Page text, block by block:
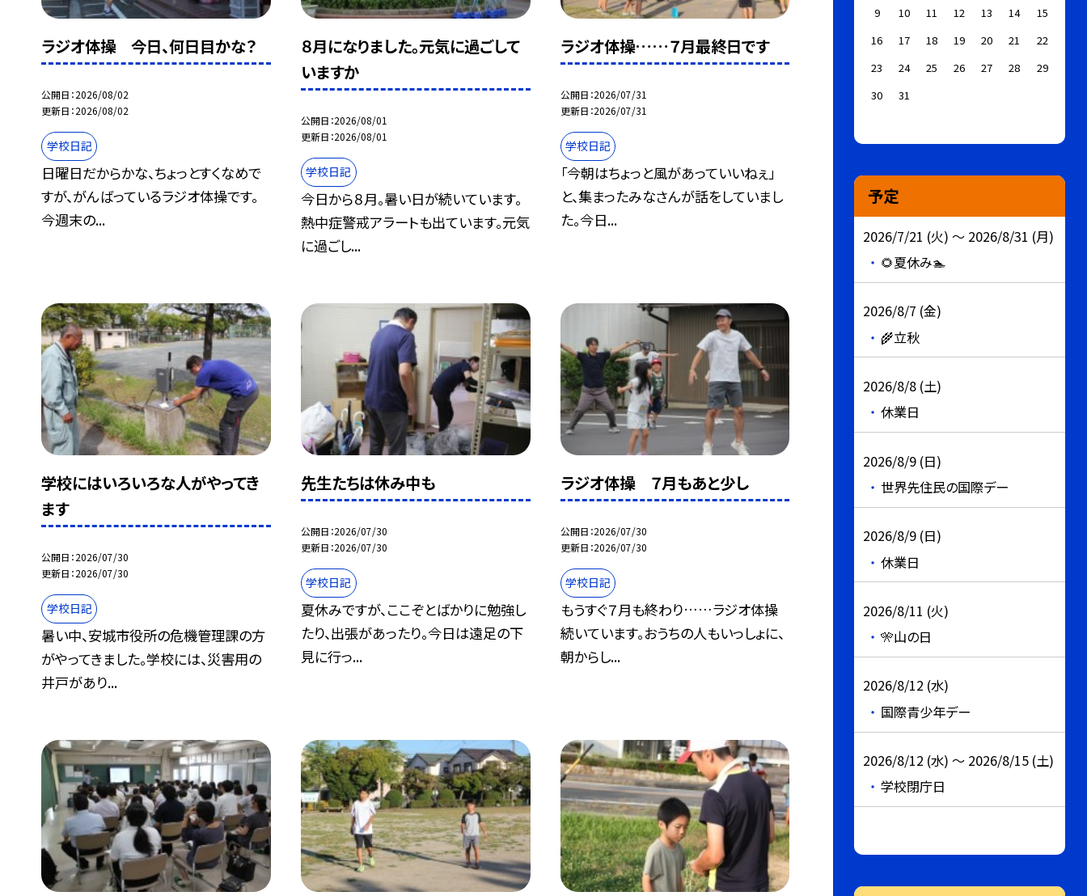
ラジオ体操 今日、何日目かな？
公開日 2026/08/02
更新日 2026/08/02
学校日記
日曜日だからかな、ちょっとすくなめで
すが、がんばっているラジオ体操です。
今週末の...
８月になりました。元気に過ごして
いますか
公開日 2026/08/01
更新日 2026/08/01
学校日記
今日から８月。暑い日が続いています。
熱中症警戒アラートも出ています。元気
に過ごし...
ラジオ体操……７月最終日です
公開日 2026/07/31
更新日 2026/07/31
学校日記
「今朝はちょっと風があっていいねぇ」
と、集まったみなさんが話をしていまし
た。今日...
学校にはいろいろな人がやってき
ます
公開日 2026/07/30
更新日 2026/07/30
学校日記
暑い中、安城市役所の危機管理課の方
がやってきました。学校には、災害用の
井戸があり...
先生たちは休み中も
公開日 2026/07/30
更新日 2026/07/30
学校日記
夏休みですが、ここぞとばかりに勉強し
たり、出張があったり。今日は遠足の下
見に行っ...
ラジオ体操 ７月もあと少し
公開日 2026/07/30
更新日 2026/07/30
学校日記
もうすぐ７月も終わり……ラジオ体操
続いています。おうちの人もいっしょに、
朝からし...
9
10 11 12 13 14
15
16
17 18 19 20 21
22
23
24 25 26 27 28
29
30
31
予定
2026/7/21 (火) ～ 2026/8/31 (月)
🌻夏休み🏊
2026/8/7 (金)
🌾立秋
2026/8/8 (土)
休業日
2026/8/9 (日)
世界先住民の国際デー
2026/8/9 (日)
休業日
2026/8/11 (火)
🎌山の日
2026/8/12 (水)
国際青少年デー
2026/8/12 (水) ～ 2026/8/15 (土)
学校閉庁日